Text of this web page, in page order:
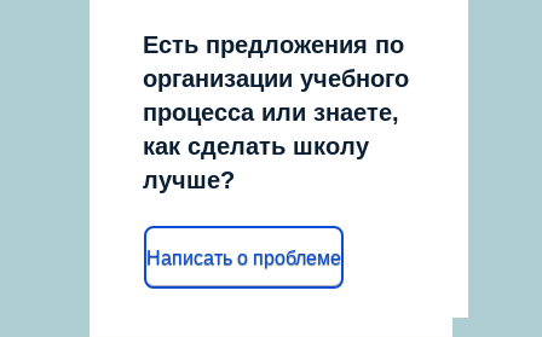
Есть предложения по
организации учебного
процесса или знаете,
как сделать школу
лучше?
Написать о проблеме